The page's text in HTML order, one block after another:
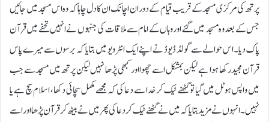
پرتھ کی مرکزی مسجد کے قریب قیام کے دوران اچانک ان کا دل چاہا کہ وہ اس مسجد میں جائیں
جس کے بعد وہ مسجد میں گئے اور وہاں کے امام سے ملاقات کی جنہوں نے انہیں تحفے میں قرآن
پاک دیا۔اس حوالے سے گولڈ ڈیوڈ نے اپنے ایک انٹرویو میں بتایا کہ برسوں سے میرے پاس
قرآن مجید رکھا ہوا ہے لیکن بمشکل اسے چھوا اور کبھی پڑھا نہیں لیکن پرتھ میں مسجد سے جب
میں واپس ہوٹل میں گیا تو گھٹنے ٹیک کر خدا سے دعا کی کہ مجھے مکمل سچائی دکھا، اسلام سچ ہے یا
نہیں۔انہوں نے مزید بتایا کہ میں نے گھٹنے ٹیک کر دعا کی پھر میں نے بیٹھ کر قرآن پڑھا اور اسے